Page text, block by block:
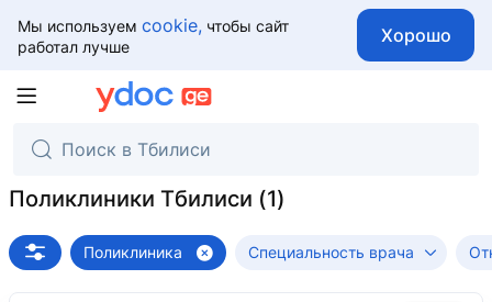
Мы используем cookie, чтобы сайт
работал лучше
Хорошо
Поликлиники Тбилиси
Поликлиника Специальность врача